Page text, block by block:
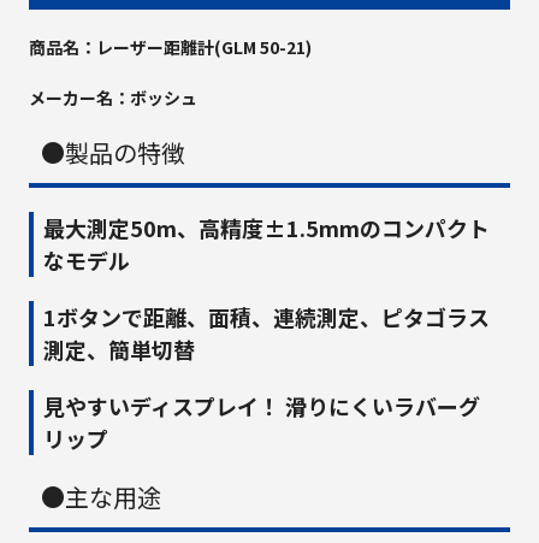
商品名：レーザー距離計(GLM 50-21)
メーカー名：ボッシュ
●製品の特徴
最大測定50m、高精度±1.5mmのコンパクト
なモデル
1ボタンで距離、面積、連続測定、ピタゴラス
測定、簡単切替
見やすいディスプレイ！ 滑りにくいラバーグ
リップ
●主な用途